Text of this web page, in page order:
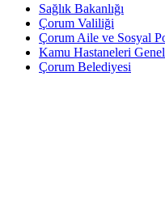
Sağlık Bakanlığı
Çorum Valiliği
Çorum Aile ve Sosyal
Kamu Hastaneleri
Çorum Belediyesi